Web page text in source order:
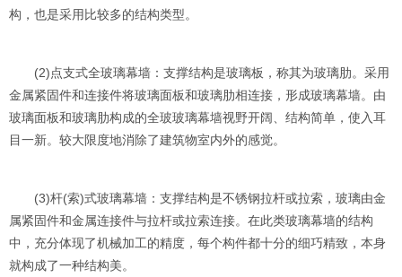
构，也是采用比较多的结构类型。
(2)点支式全玻璃幕墙：支撑结构是玻璃板，称其为玻璃肋。采用
金属紧固件和连接件将玻璃面板和玻璃肋相连接，形成玻璃幕墙。由
玻璃面板和玻璃肋构成的全玻玻璃幕墙视野开阔、结构简单，使入耳
目一新。较大限度地消除了建筑物室内外的感觉。
(3)杆(索)式玻璃幕墙：支撑结构是不锈钢拉杆或拉索，玻璃由金
属紧固件和金属连接件与拉杆或拉索连接。在此类玻璃幕墙的结构
中，充分体现了机械加工的精度，每个构件都十分的细巧精致，本身
就构成了一种结构美。